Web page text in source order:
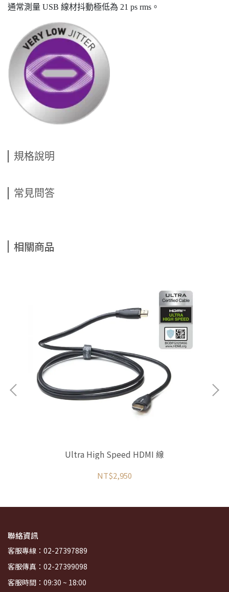
通常測量 USB 線材抖動極低為 21 ps rms。
規格說明
常見問答
相關商品
Ultra High Speed HDMI 線
NT$2,950
聯絡資訊
客服專線：02-27397889
客服傳真：02-27399098
客服時間：09:30 ~ 18:00